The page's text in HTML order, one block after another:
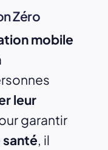
Zéro
mobile
leur
garantir
, il